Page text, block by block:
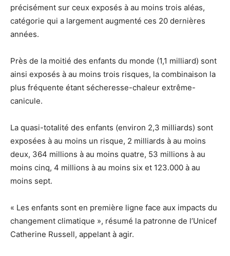
précisément sur ceux exposés à au moins trois aléas,
catégorie qui a largement augmenté ces 20 dernières
années.
Près de la moitié des enfants du monde (1,1 milliard) sont
ainsi exposés à au moins trois risques, la combinaison la
plus fréquente étant sécheresse-chaleur extrême-
canicule.
La quasi-totalité des enfants (environ 2,3 milliards) sont
exposées à au moins un risque, 2 milliards à au moins
deux, 364 millions à au moins quatre, 53 millions à au
moins cinq, 4 millions à au moins six et 123.000 à au
moins sept.
« Les enfants sont en première ligne face aux impacts du
changement climatique », résumé la patronne de l’Unicef
Catherine Russell, appelant à agir.